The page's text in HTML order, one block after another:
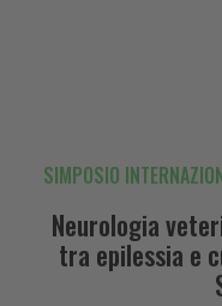
SIMPOSIO
Neurologia
tra epilessia e